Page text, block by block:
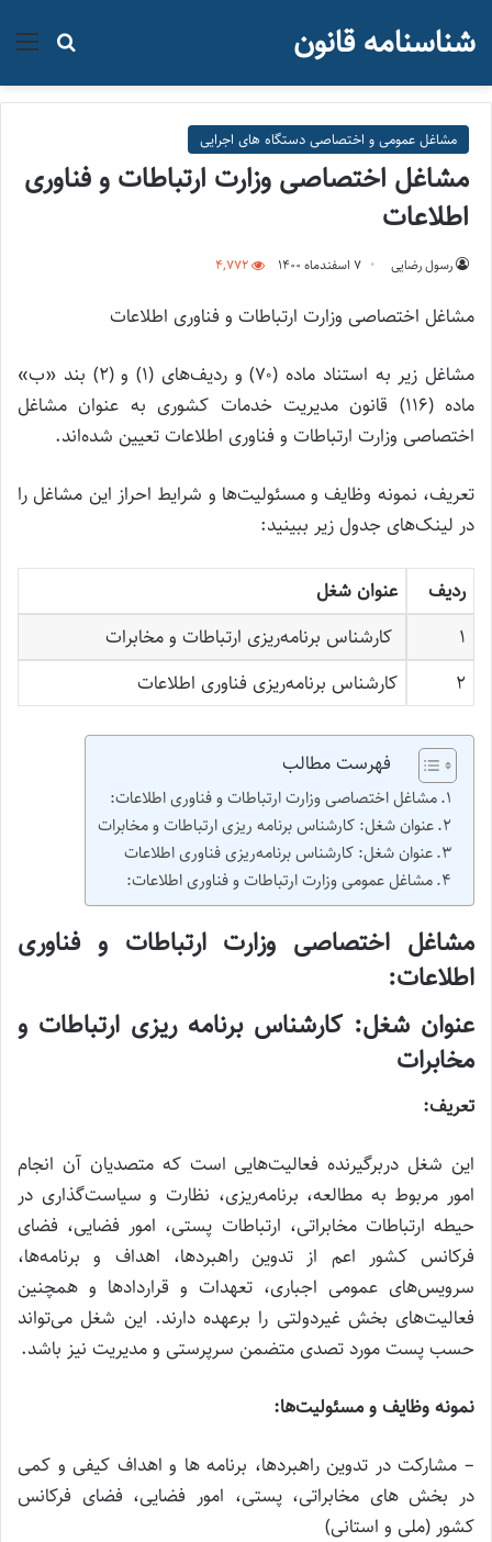
جستجو شناسنامه قانون
مشاغل عمومی و اختصاصی دستگاه های اجرایی
مشاغل اختصاصی وزارت ارتباطات و فناوری
اطلاعات
رسول رضایی ۷ اسفند‌ماه ۱۴۰۰ 4,772
مشاغل اختصاصی وزارت ارتباطات و فناوری اطلاعات
مشاغل زیر به استناد ماده (۷۰) و ردیف‌های (۱) و (۲) بند «ب»
ماده (۱۱۶) قانون مدیریت خدمات کشوری به عنوان مشاغل
اختصاصی وزارت ارتباطات و فناوری اطلاعات تعیین شده‌اند.
تعریف، نمونه وظایف و مسئولیت‌ها و شرایط احراز این مشاغل را
در لینک‌های جدول زیر ببینید:
ردیف
عنوان شغل
۱
کارشناس برنامه‌ریزی ارتباطات و مخابرات
۲
کارشناس برنامه‌ریزی فناوری اطلاعات
فهرست مطالب
مشاغل اختصاصی وزارت ارتباطات و فناوری اطلاعات:
عنوان شغل: کارشناس برنامه ریزی ارتباطات و مخابرات
عنوان شغل: کارشناس برنامه‌ریزی فناوری اطلاعات
مشاغل عمومی وزارت ارتباطات و فناوری اطلاعات:
مشاغل اختصاصی وزارت ارتباطات و فناوری
اطلاعات:
عنوان شغل: کارشناس برنامه ریزی ارتباطات و
مخابرات
تعریف:
این شغل دربرگیرنده فعالیت‌هایی است که متصدیان آن انجام
امور مربوط به مطالعه، برنامه‌ریزی، نظارت و سیاست‌گذاری در
حیطه ارتباطات مخابراتی، ارتباطات پستی، امور فضایی، فضای
فرکانس کشور اعم از تدوین راهبردها، اهداف و برنامه‌ها،
سرویس‌های عمومی اجباری، تعهدات و قراردادها و همچنین
فعالیت‌های بخش غیردولتی را برعهده دارند. این شغل می‌تواند
حسب پست مورد تصدی متضمن سرپرستی و مدیریت نیز باشد.
نمونه وظایف و مسئولیت‌ها:
– مشارکت در تدوین راهبردها، برنامه ها و اهداف کیفی و کمی
در بخش های مخابراتی، پستی، امور فضایی، فضای فرکانس
کشور (ملی و استانی)